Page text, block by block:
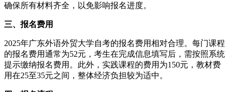
确保所有材料齐全，以免影响报名进度。
三、报名费用
2025年广东外语外贸大学自考的报名费用相对合理。每门课程
的报名费用通常为52元，考生在完成信息填写后，需按照系统
提示缴纳报名费用。此外，实践课程的费用为150元，教材费
用在25至35元之间，整体经济负担较为适中。